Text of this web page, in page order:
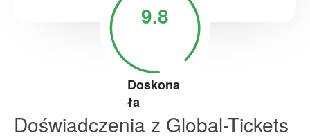
9.8
Doskona
ła
Doświadczenia z Global-Tickets